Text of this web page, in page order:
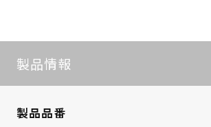
製品情報
製品品番